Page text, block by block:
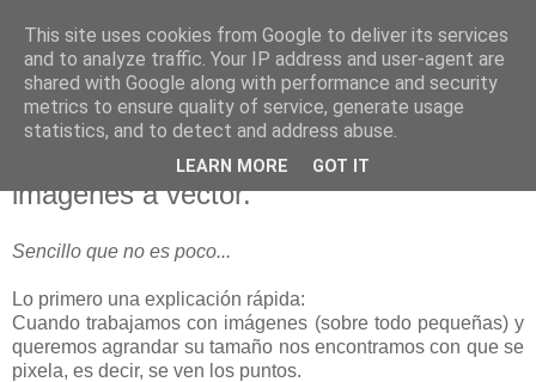
blogOBR
14 enero 2016
Vector Magic, conversor online de
imágenes a vector.
Sencillo que no es poco...
Lo primero una explicación rápida:
Cuando trabajamos con imágenes (sobre todo pequeñas) y
queremos agrandar su tamaño nos encontramos con que se
pixela, es decir, se ven los puntos.
This site uses cookies from Google to deliver its services
and to analyze traffic. Your IP address and user-agent are
shared with Google along with performance and security
metrics to ensure quality of service, generate usage
statistics, and to detect and address abuse.
LEARN MORE GOT IT